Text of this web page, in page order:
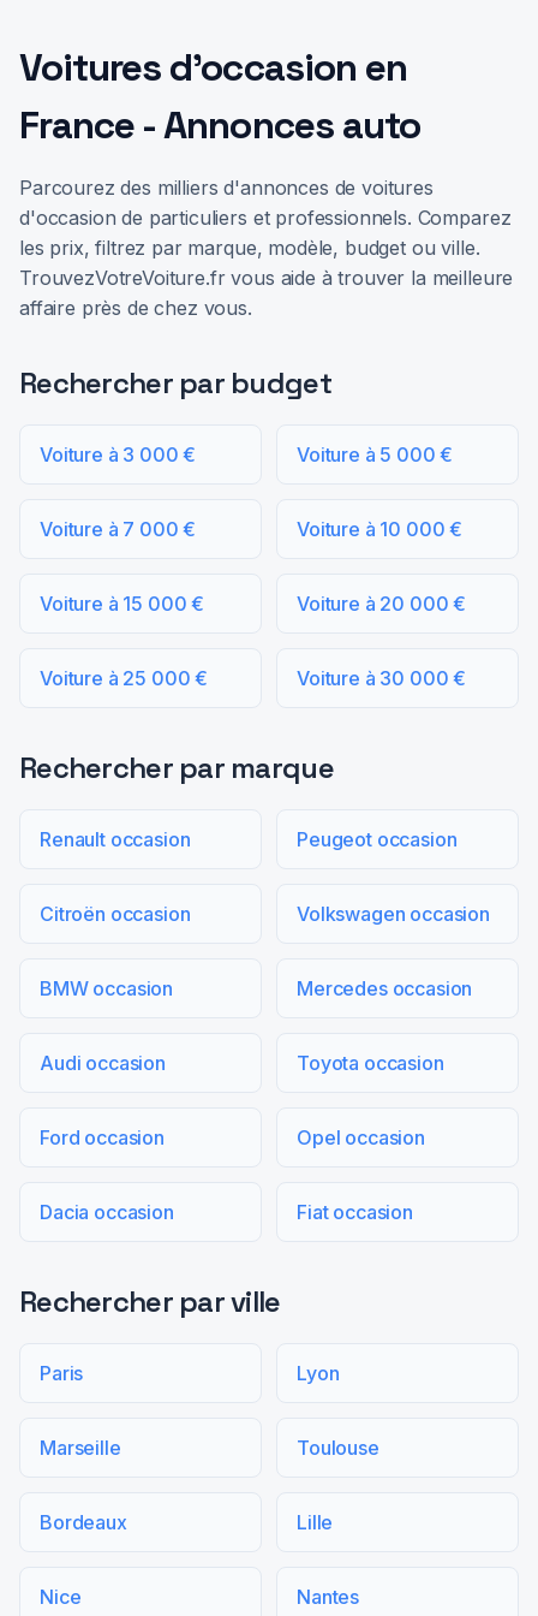
Voitures d'occasion en
France - Annonces auto
Parcourez des milliers d'annonces de voitures
d'occasion de particuliers et professionnels. Comparez
les prix, filtrez par marque, modèle, budget ou ville.
TrouvezVotreVoiture.fr vous aide à trouver la meilleure
affaire près de chez vous.
Rechercher par budget
Voiture à 3 000 € Voiture à 5 000 €
Voiture à 7 000 € Voiture à 10 000 €
Voiture à 15 000 € Voiture à 20 000 €
Voiture à 25 000 € Voiture à 30 000 €
Rechercher par marque
Renault occasion Peugeot occasion
Citroën occasion Volkswagen occasion
BMW occasion Mercedes occasion
Audi occasion Toyota occasion
Ford occasion Opel occasion
Dacia occasion Fiat occasion
Rechercher par ville
Paris Lyon
Marseille Toulouse
Bordeaux Lille
Nice Nantes